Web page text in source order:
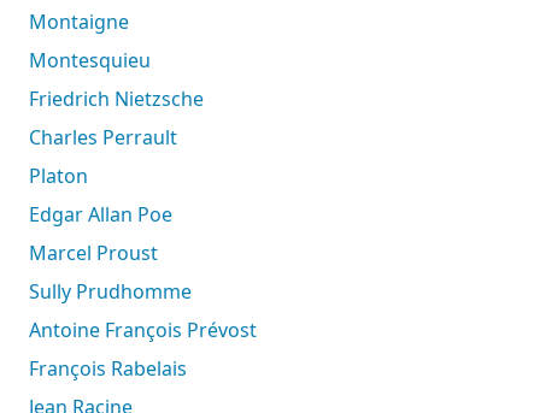
Montaigne
Montesquieu
Friedrich Nietzsche
Charles Perrault
Platon
Edgar Allan Poe
Marcel Proust
Sully Prudhomme
Antoine François Prévost
François Rabelais
Jean Racine